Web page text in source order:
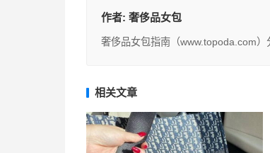
作者: 奢侈品女包
奢侈品女包指南（www.topoda.com
相关文章